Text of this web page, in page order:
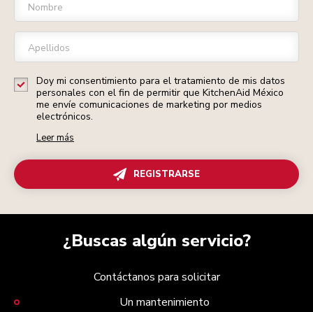
Nombre
Apellidos
Doy mi consentimiento para el tratamiento de mis datos
personales con el fin de permitir que KitchenAid México
me envíe comunicaciones de marketing por medios
electrónicos.
Leer más
REGISTRARSE
¿Buscas algún servicio?
Contáctanos para solicitar
Un mantenimiento